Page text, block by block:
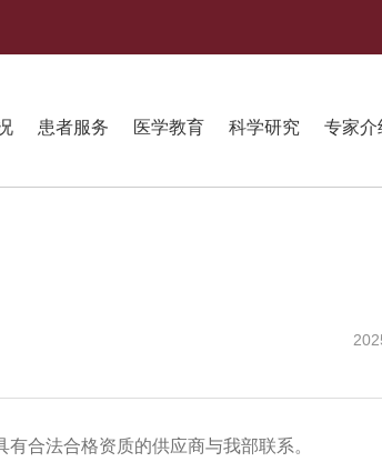
患者服务 医学教育 科学研究 专家介
合法合格资质的供应商与我部联系。